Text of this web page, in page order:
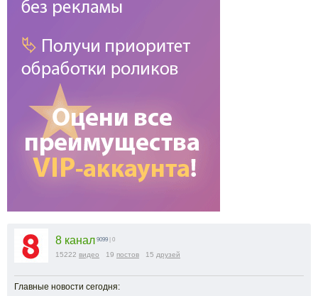
8 канал 9099 | 0
15222 видео 19 постов 15 друзей
Главные новости сегодня: